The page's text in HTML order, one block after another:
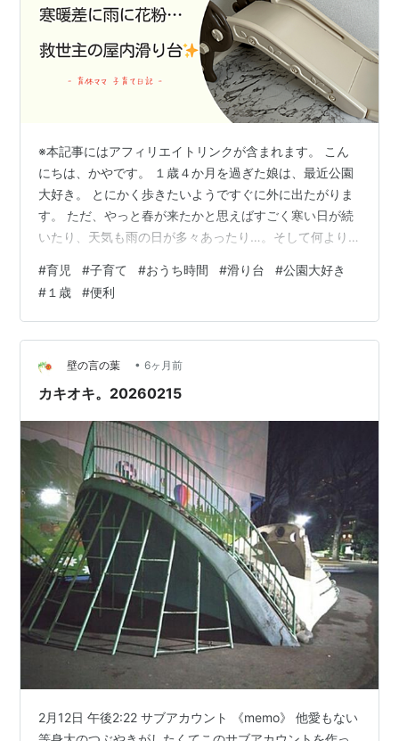
※本記事にはアフィリエイトリンクが含まれます。 こん
にちは、かやです。 １歳４か月を過ぎた娘は、最近公園
大好き。 とにかく歩きたいようですぐに外に出たがりま
す。 ただ、やっと春が来たかと思えばすごく寒い日が続
いたり、天気も雨の日が多々あったり…。そして何より
うやっておうち時間充実させてますか？ 私はほとんどワ
ンオペ時間で、なかなか長時間付きっ切りで遊ぶのも体
力的にも持たなくて... そこで気になってたものを買って
みたのですが、良かったのでご紹介します☺ ▶関連記
事：娘のお気に入りおもちゃまとめ🧸 kayablog.net ----
---…
#育児 #子育て #おうち時間 #滑り台 #公園大好き
# １歳 #便利
壁の言の葉 • 6ヶ月前
カキオキ。20260215
2月12日 午後2:22 サブアカウント 《memo》 他愛もない